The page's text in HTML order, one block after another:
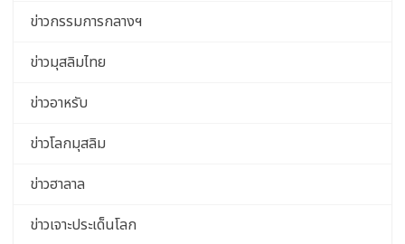
ข่าวกรรมการกลางฯ
ข่าวมุสลิมไทย
ข่าวอาหรับ
ข่าวโลกมุสลิม
ข่าวฮาลาล
ข่าวเจาะประเด็นโลก